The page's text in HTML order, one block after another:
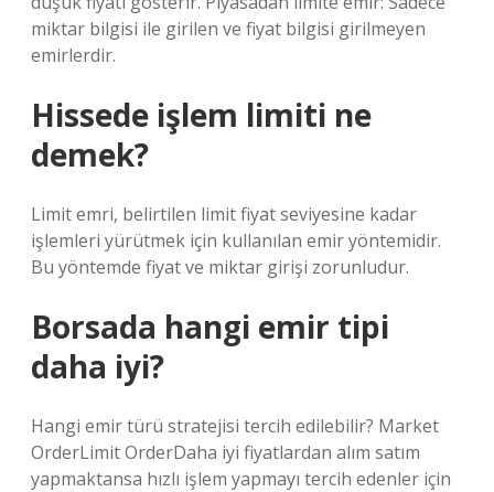
miktar bilgisi ile girilen ve fiyat bilgisi girilmeyen
emirlerdir.
Hissede işlem limiti ne
demek?
Limit emri, belirtilen limit fiyat seviyesine kadar
işlemleri yürütmek için kullanılan emir yöntemidir.
Bu yöntemde fiyat ve miktar girişi zorunludur.
Borsada hangi emir tipi
daha iyi?
Hangi emir türü stratejisi tercih edilebilir? Market
OrderLimit OrderDaha iyi fiyatlardan alım satım
yapmaktansa hızlı işlem yapmayı tercih edenler için